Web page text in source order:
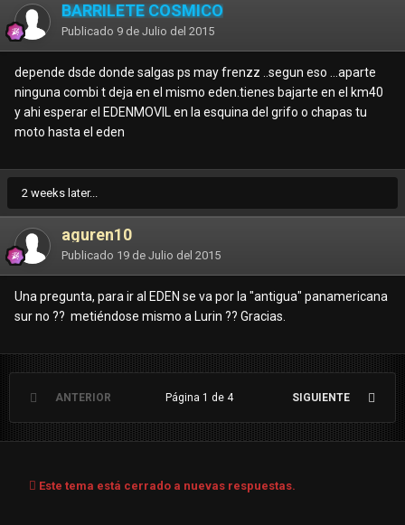
BARRILETE CÓSMICO
Publicado 9 de Julio del 2015
depende dsde donde salgas ps may frenzz ..segun eso ...aparte
ninguna combi t deja en el mismo eden.tienes bajarte en el km40
y ahi esperar el EDENMOVIL en la esquina del grifo o chapas tu
moto hasta el eden
2 weeks later...
aguren10
Publicado 19 de Julio del 2015
Una pregunta, para ir al EDEN se va por la "antigua" panamericana
sur no ?? metiéndose mismo a Lurin ?? Gracias.
ANTERIOR SIGUIENTE
Página 1 de 4
Este tema está cerrado a nuevas respuestas.